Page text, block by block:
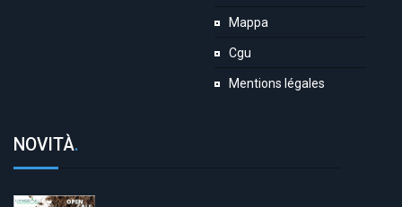
Mappa
Cgu
Mentions légales
NOVITÀ.